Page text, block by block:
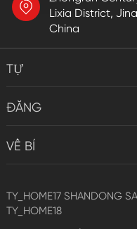
Lixia District,
China
TỰ
ĐĂNG
VỀ BÍ
TY_HOME17 SHANDONG
TY_HOME18